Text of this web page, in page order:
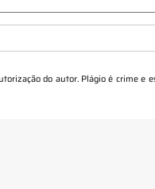
do autor. Plágio é crime e